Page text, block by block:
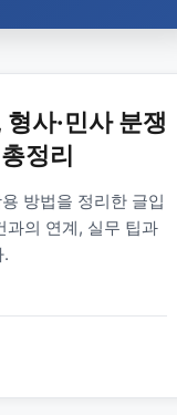
사·민사 분쟁
정리
방법을 정리한 글입
과의 연계, 실무 팁과
.